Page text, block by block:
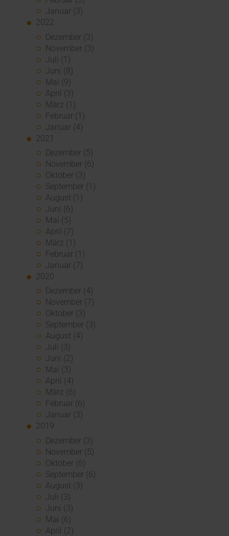
Januar (3)
2022
Dezember (3)
November (3)
Juli (1)
Juni (8)
Mai (9)
April (3)
März (1)
Februar (1)
Januar (4)
2021
Dezember (5)
November (6)
Oktober (3)
September (1)
August (1)
Juni (6)
Mai (5)
April (7)
März (1)
Februar (1)
Januar (7)
2020
Dezember (4)
November (7)
Oktober (3)
September (3)
August (4)
Juli (3)
Juni (2)
Mai (3)
April (4)
März (6)
Februar (6)
Januar (3)
2019
Dezember (3)
November (5)
Oktober (6)
September (6)
August (3)
Juli (3)
Juni (3)
Mai (6)
April (2)